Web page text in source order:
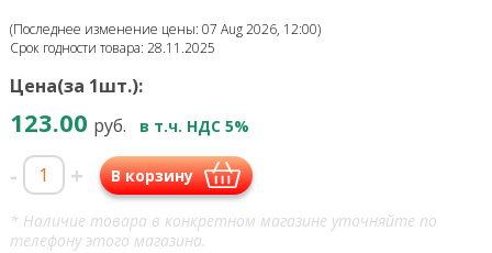
(Последнее изменение цены: 07 Aug 2026, 12:00)
Срок годности товара: 28.11.2025
Цена(за 1шт.):
123.00 руб. в т.ч. НДС 5%
- + В корзину
* Наличие товара в конкретном магазине уточняйте по
телефону этого магазина.